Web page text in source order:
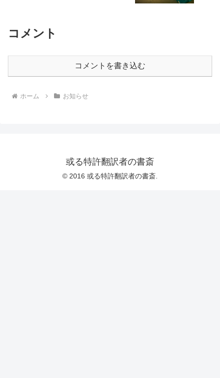
コメント
コメントを書き込む
ホーム お知らせ
或る特許翻訳者の書斎
© 2016 或る特許翻訳者の書斎.